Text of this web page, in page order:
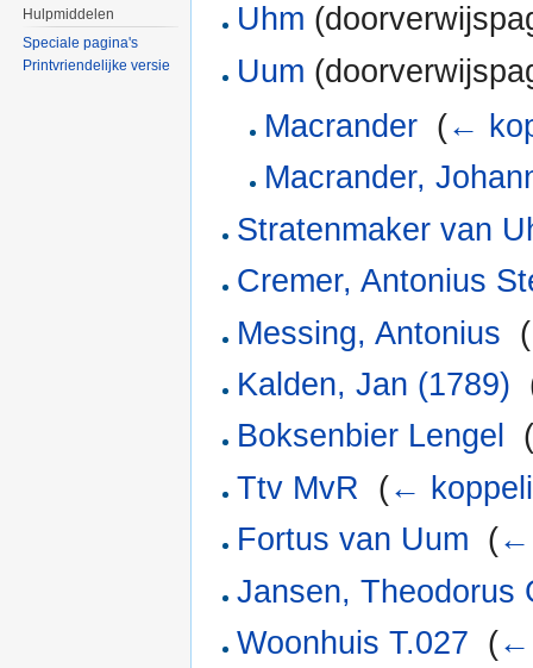
Uhm
Uum
Macrander‎ (←
Macrander,
Stratenmaker van
Cremer, Antonius
Messing, Antonius (
Kalden, Jan (1789)
Boksenbier Lengel
Ttv MvR
(←
Fortus van Uum (←
Jansen, Theodorus
Woonhuis T.027 (←
Hulpmiddelen
Speciale pagina's
Printvriendelijke versie